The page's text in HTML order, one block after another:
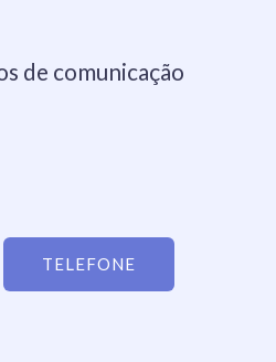
de comunicação
TELEFONE